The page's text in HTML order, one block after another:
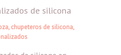
de silicona
,chupeteros de silicona,